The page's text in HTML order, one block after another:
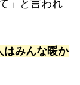
」と言われ
はみんな暖か